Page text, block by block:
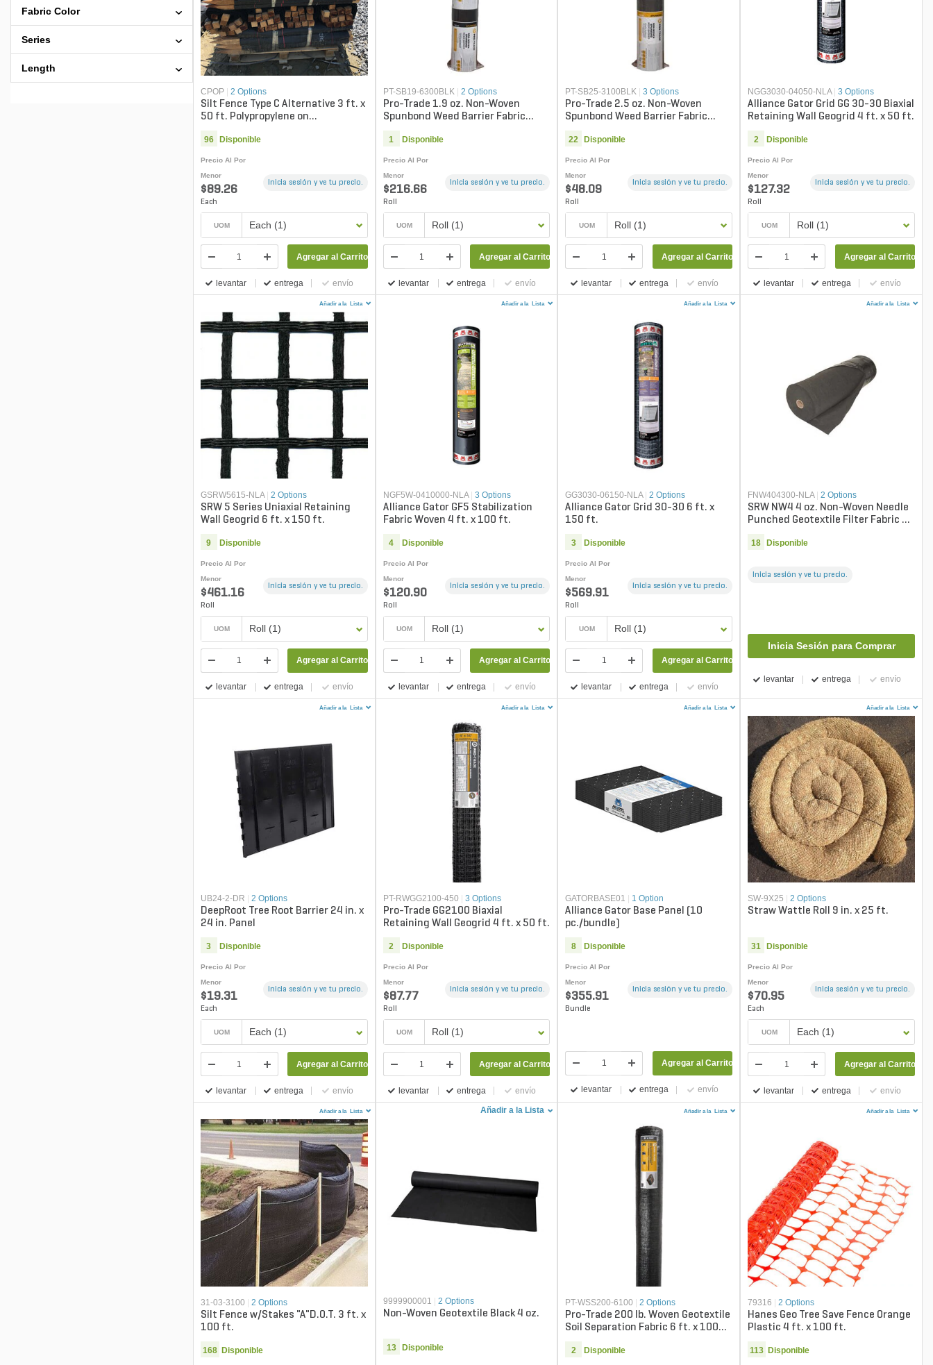
Fabric Color
Series
Length
CPOP | 2 Options
Silt Fence Type C Alternative 3 ft. x
50 ft. Polypropylene on
96 Disponible
Precio Al Por
Menor
$89.26
Each
Inicia sesión y ve tu precio.
UOM Each (1)
Agregar al Carrito
levantar entrega envío
PT-SB19-6300BLK | 2 Options
Pro-Trade 1.9 oz. Non-Woven
Spunbond Weed Barrier Fabric
1 Disponible
Precio Al Por
Menor
$216.66
Roll
Inicia sesión y ve tu precio.
UOM Roll (1)
Agregar al Carrito
levantar entrega envío
PT-SB25-3100BLK | 3 Options
Pro-Trade 2.5 oz. Non-Woven
Spunbond Weed Barrier Fabric
22 Disponible
Precio Al Por
Menor
$48.09
Roll
Inicia sesión y ve tu precio.
UOM Roll (1)
Agregar al Carrito
levantar entrega envío
NGG3030-04050-NLA | 3 Options
Alliance Gator Grid GG 30-30 Biaxial
Retaining Wall Geogrid 4 ft. x 50 ft.
2 Disponible
Precio Al Por
Menor
$127.32
Roll
Inicia sesión y ve tu precio.
UOM Roll (1)
Agregar al Carrito
levantar entrega envío
Añadir a la Lista
GSRW5615-NLA 2 Options
SRW 5 Series Uniaxial Retaining
Wall Geogrid 6 ft. x 150 ft.
9 Disponible
Precio Al Por
Menor
$461.16
Roll
Inicia sesión y ve tu precio.
UOM Roll (1)
Agregar al Carrito
levantar entrega envío
Añadir a la Lista
NGF5W-0410000-NLA 3 Options
Alliance Gator GF5 Stabilization
Fabric Woven 4 ft. x 100 ft.
4 Disponible
Precio Al Por
Menor
$120.90
Roll
Inicia sesión y ve tu precio.
UOM Roll (1)
Agregar al Carrito
levantar entrega envío
Añadir a la Lista
GG3030-06150-NLA 2 Options
Alliance Gator Grid 30-30 6 ft. x
150 ft.
3 Disponible
Precio Al Por
Menor
$569.91
Roll
Inicia sesión y ve tu precio.
UOM Roll (1)
Agregar al Carrito
levantar entrega envío
Añadir a la Lista
FNW404300-NLA 2 Options
SRW NW4 4 oz. Non-Woven Needle
Punched Geotextile Filter Fabric 4
18 Disponible
Inicia sesión y ve tu precio.
Inicia Sesión para Comprar
levantar entrega envío
Añadir a la Lista
UB24-2-DR 2 Options
DeepRoot Tree Root Barrier 24 in. x
24 in. Panel
3 Disponible
Precio Al Por
Menor
$19.31
Each
Inicia sesión y ve tu precio.
UOM Each (1)
Agregar al Carrito
levantar entrega envío
Añadir a la Lista
PT-RWGG2100-450 3 Options
Pro-Trade GG2100 Biaxial
Retaining Wall Geogrid 4 ft. x 50 ft.
2 Disponible
Precio Al Por
Menor
$87.77
Roll
Inicia sesión y ve tu precio.
UOM Roll (1)
Agregar al Carrito
levantar entrega envío
Añadir a la Lista
GATORBASE01 1 Option
Alliance Gator Base Panel (10
pc./bundle)
8 Disponible
Precio Al Por
Menor
$355.91
Bundle
Inicia sesión y ve tu precio.
Agregar al Carrito
levantar entrega envío
Añadir a la Lista
SW-9X25 2 Options
Straw Wattle Roll 9 in. x 25 ft.
31 Disponible
Precio Al Por
Menor
$70.95
Each
Inicia sesión y ve tu precio.
UOM Each (1)
Agregar al Carrito
levantar entrega envío
Añadir a la Lista
31-03-3100 2 Options
Silt Fence w/Stakes "A"D.O.T. 3 ft. x
100 ft.
168 Disponible
Añadir a la Lista
9999900001 2 Options
Non-Woven Geotextile Black 4 oz.
13 Disponible
Añadir a la Lista
PT-WSS200-6100 2 Options
Pro-Trade 200 lb. Woven Geotextile
Soil Separation Fabric 6 ft. x 100
2 Disponible
Añadir a la Lista
79316 2 Options
Hanes Geo Tree Save Fence Orange
Plastic 4 ft. x 100 ft.
113 Disponible